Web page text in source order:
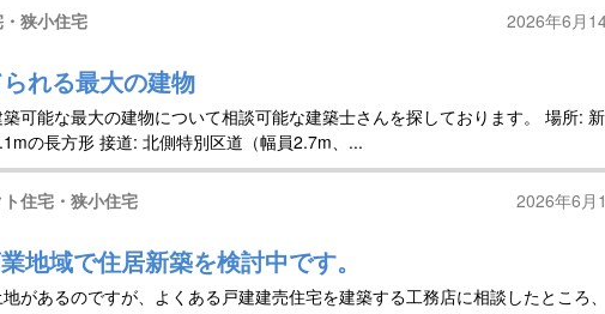
狭小住宅
2026年6月
れる最大の建物
可能な最大の建物について相談可能な建築士さんを探しております。 場所:
の長方形 接道: 北側特別区道（幅員2.7m、...
住宅・狭小住宅
2026年6月
地域で住居新築を検討中です。
があるのですが、よくある戸建建売住宅を建築する工務店に相談したところ